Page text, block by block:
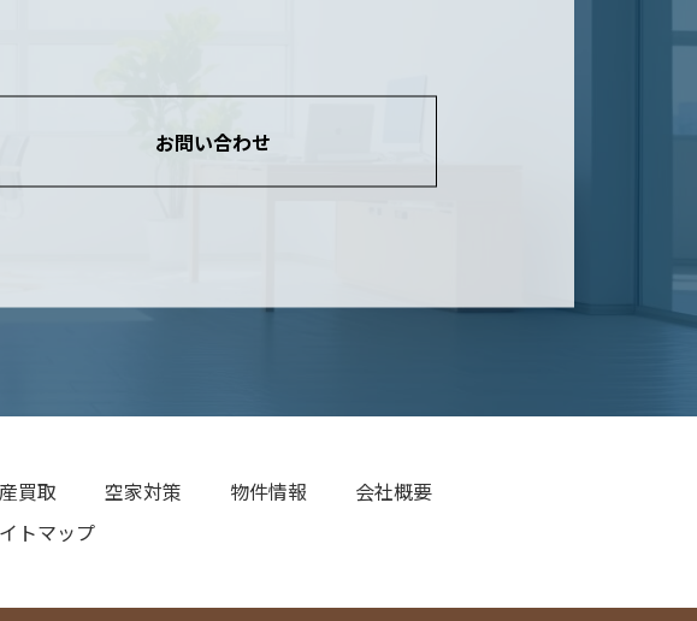
お問い合わせ
買取 空家対策 物件情報
会社概要
トマップ